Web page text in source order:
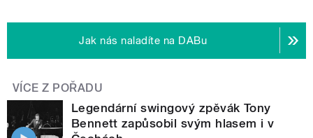
Jak nás naladíte na DABu
VÍCE Z POŘADU
Legendární swingový zpěvák Tony
Bennett zapůsobil svým hlasem i v